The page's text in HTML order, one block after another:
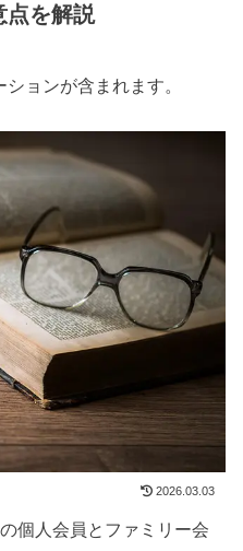
点を解説
ョンが含まれます。
2026.03.03
個人会員とファミリー会